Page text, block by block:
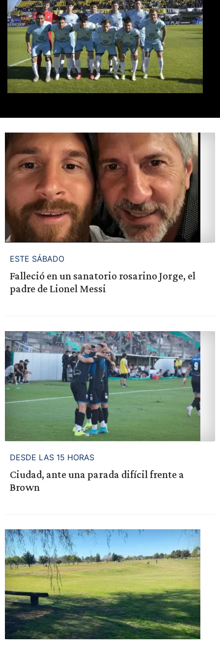
ESTE SÁBADO
Falleció en un sanatorio rosarino Jorge, el
padre de Lionel Messi
DESDE LAS 15 HORAS
Ciudad, ante una parada difícil frente a
Brown